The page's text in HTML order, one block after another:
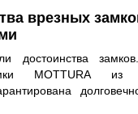
врезных
достоинства
MOTTURA из